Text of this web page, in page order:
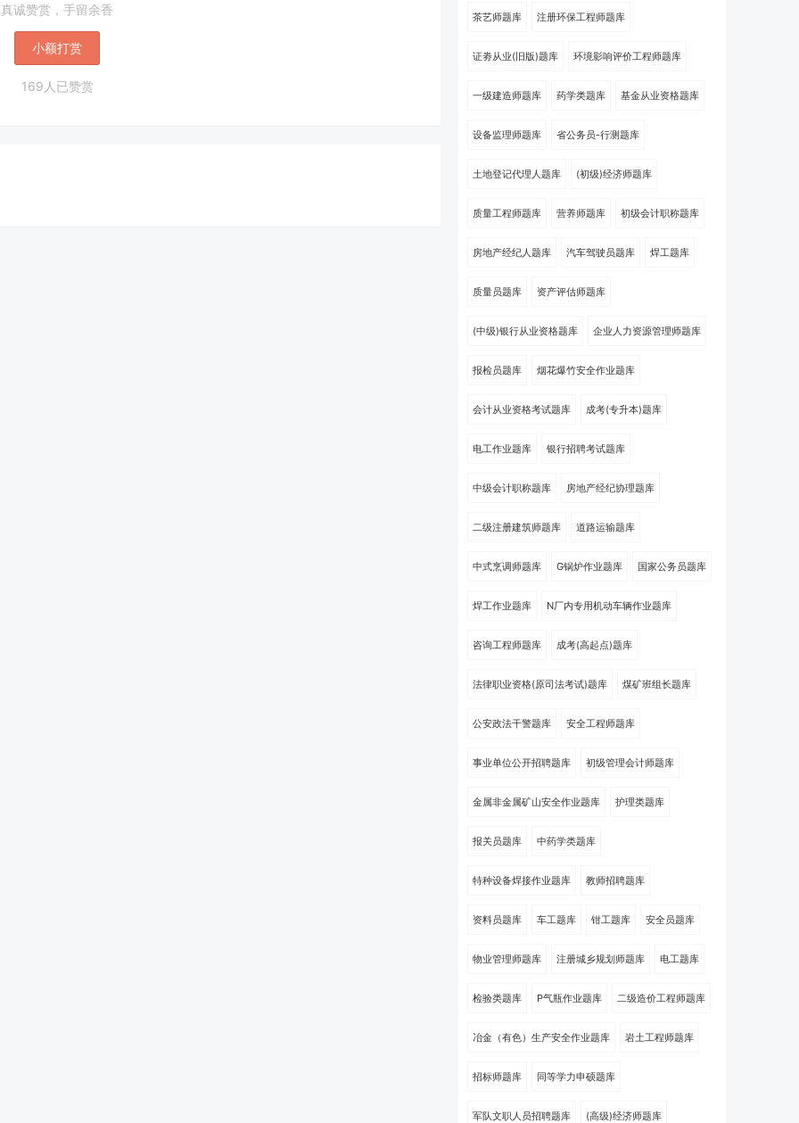
真诚赞赏，手留余香
小额打赏
169人已赞赏
茶艺师题库 注册环保工程师题库
证劵从业(旧版)题库 环境影响评价工程师题库
一级建造师题库 药学类题库 基金从业资格题库
设备监理师题库 省公务员-行测题库
土地登记代理人题库 (初级)经济师题库
质量工程师题库 营养师题库 初级会计职称题库
房地产经纪人题库 汽车驾驶员题库 焊工题库
质量员题库 资产评估师题库
(中级)银行从业资格题库 企业人力资源管理师题库
报检员题库 烟花爆竹安全作业题库
会计从业资格考试题库 成考(专升本)题库
电工作业题库 银行招聘考试题库
中级会计职称题库 房地产经纪协理题库
二级注册建筑师题库 道路运输题库
中式烹调师题库 G锅炉作业题库 国家公务员题库
焊工作业题库 N厂内专用机动车辆作业题库
咨询工程师题库 成考(高起点)题库
法律职业资格(原司法考试)题库 煤矿班组长题库
公安政法干警题库 安全工程师题库
事业单位公开招聘题库 初级管理会计师题库
金属非金属矿山安全作业题库 护理类题库
报关员题库 中药学类题库
特种设备焊接作业题库 教师招聘题库
资料员题库 车工题库 钳工题库 安全员题库
物业管理师题库 注册城乡规划师题库 电工题库
检验类题库 P气瓶作业题库 二级造价工程师题库
冶金（有色）生产安全作业题库 岩土工程师题库
招标师题库 同等学力申硕题库
军队文职人员招聘题库 (高级)经济师题库